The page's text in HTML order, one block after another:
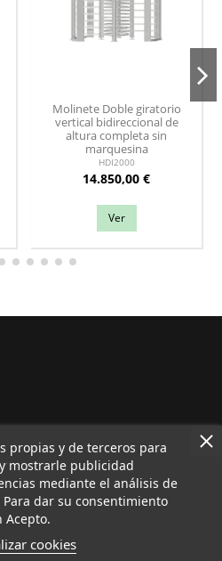
Molinete Doble giratorio
vertical bidireccional de
altura completa sin
marquesina
HDI2000
14.850,00 €
Ver
propias y de terceros para
mostrarle publicidad
mediante el análisis de
dar su consentimiento
Acepto.
cookies